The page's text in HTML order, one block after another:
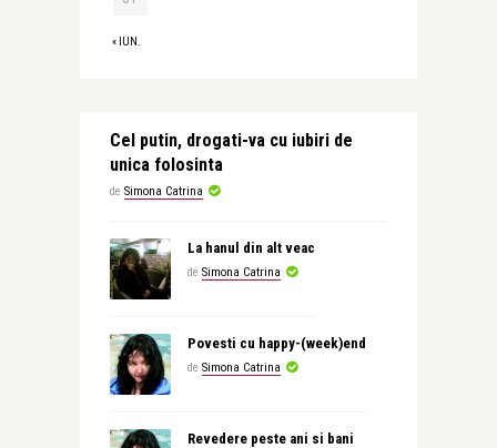
« IUN.
Cel putin, drogati-va cu iubiri de
unica folosinta
de Simona Catrina
La hanul din alt veac
de Simona Catrina
Povesti cu happy-(week)end
de Simona Catrina
Revedere peste ani si bani